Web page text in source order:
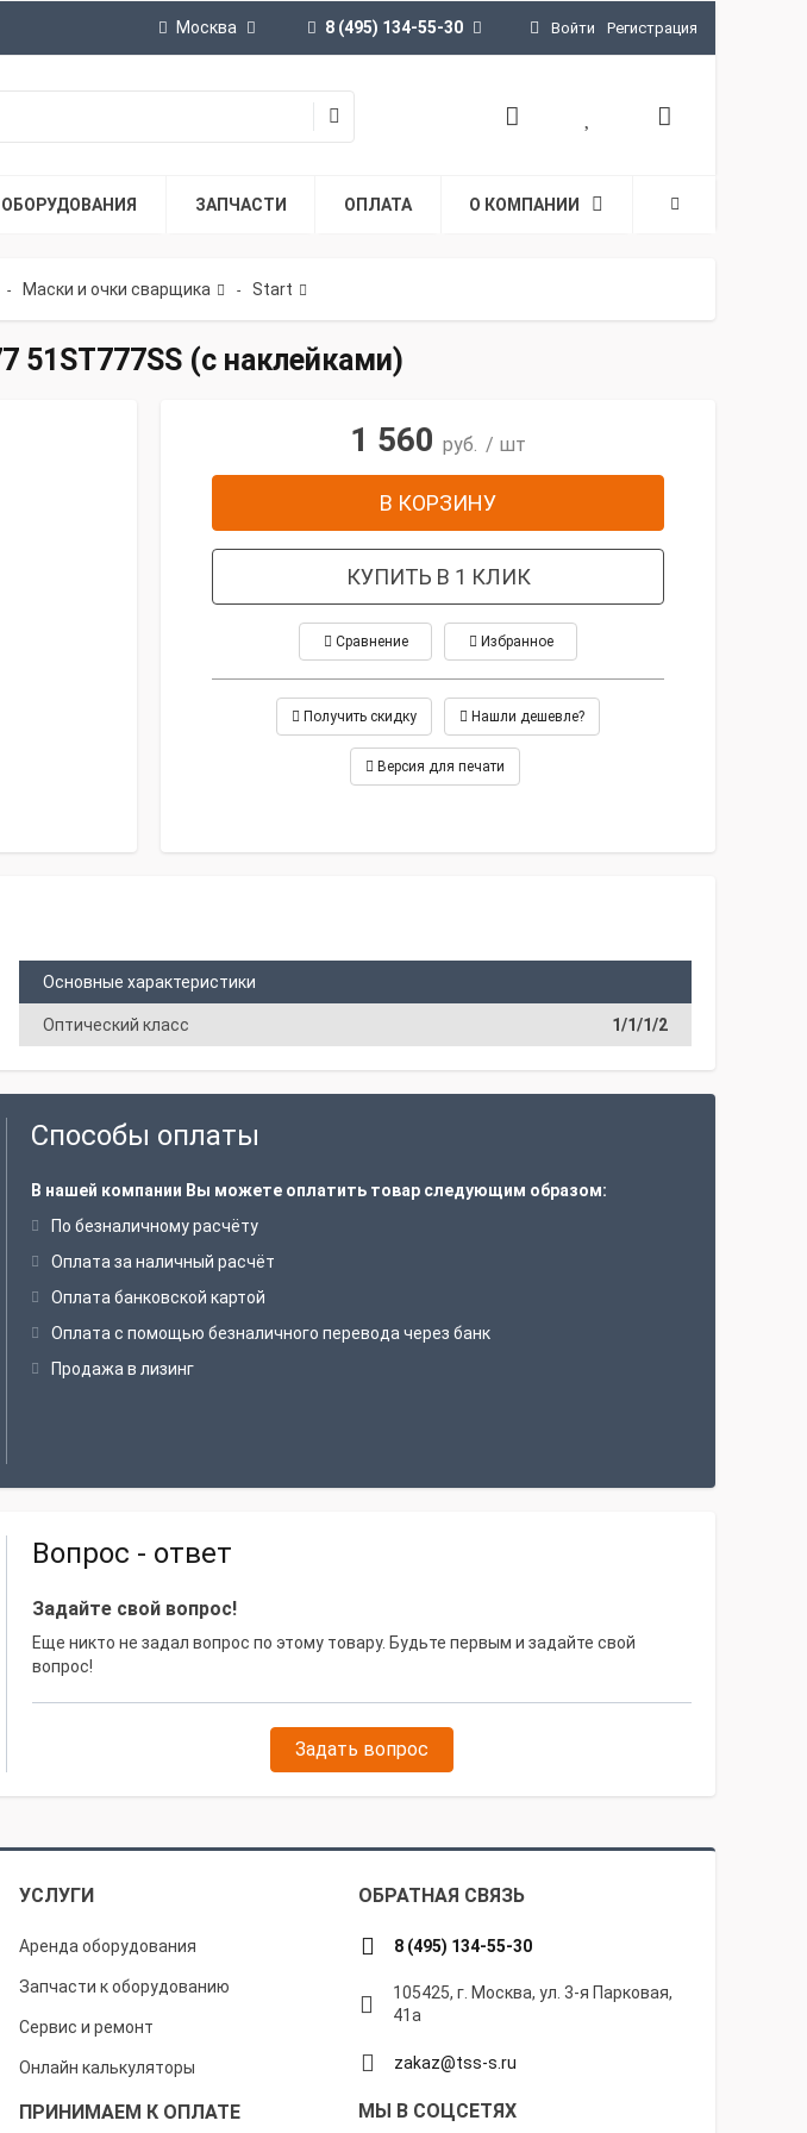
Москва 8 (495) 134-55-30 Войти Регистрация
ЗАПЧАСТИ ОПЛАТА О КОМПАНИИ
- Маски и очки сварщика - Start
51ST777SS (с наклейками)
1 560 руб. / шт
В КОРЗИНУ
КУПИТЬ В 1 КЛИК
Сравнение Избранное
Получить скидку Нашли дешевле?
Версия для печати
Основные характеристики
Оптический класс 1/1/1/2
Способы оплаты
В нашей компании Вы можете оплатить товар следующим образом:
По безналичному расчёту
Оплата за наличный расчёт
Оплата банковской картой
Оплата с помощью безналичного перевода через банк
Продажа в лизинг
Вопрос - ответ
Задайте свой вопрос!
Еще никто не задал вопрос по этому товару. Будьте первым и задайте свой
вопрос!
Задать вопрос
УСЛУГИ ОБРАТНАЯ СВЯЗЬ
Аренда оборудования
Запчасти к оборудованию
Сервис и ремонт
Онлайн калькуляторы
ПРИНИМАЕМ К ОПЛАТЕ
8 (495) 134-55-30
105425, г. Москва, ул. 3-я Парковая,
41а
zakaz@tss-s.ru
МЫ В СОЦСЕТЯХ